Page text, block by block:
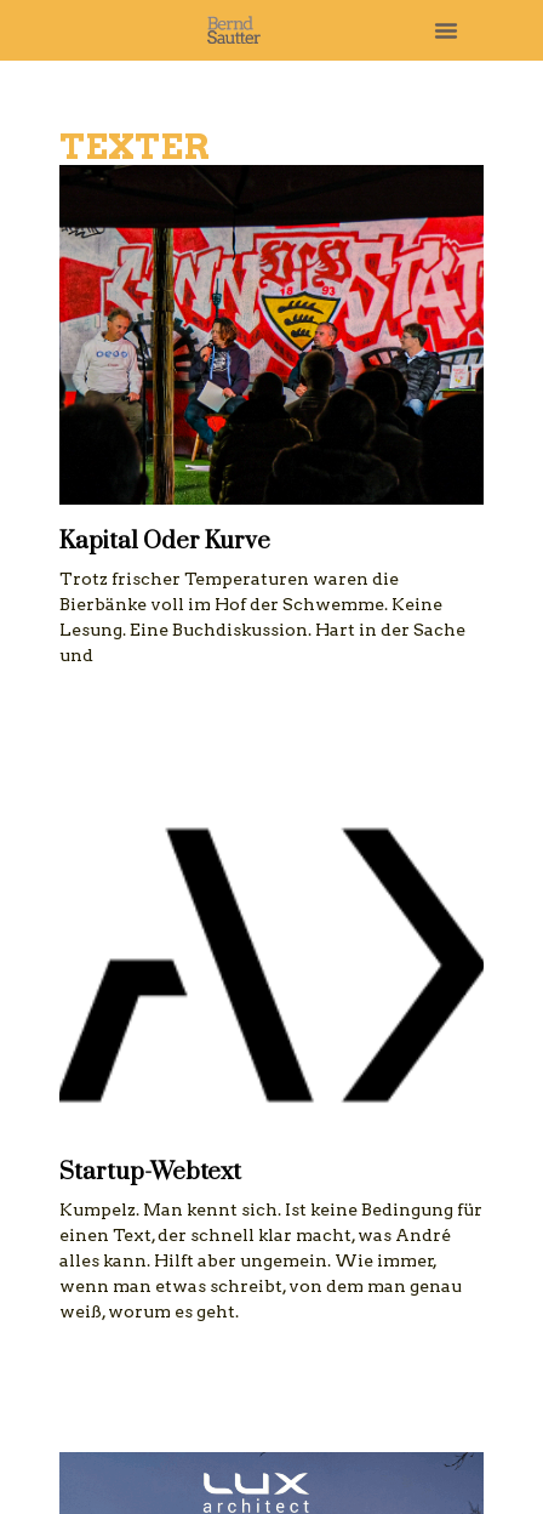
TEXTER
Kapital Oder Kurve
Trotz frischer Temperaturen waren die
Bierbänke voll im Hof der Schwemme. Keine
Lesung. Eine Buchdiskussion. Hart in der Sache
und
Startup-Webtext
Kumpelz. Man kennt sich. Ist keine Bedingung für
einen Text, der schnell klar macht, was André
alles kann. Hilft aber ungemein. Wie immer,
wenn man etwas schreibt, von dem man genau
weiß, worum es geht.